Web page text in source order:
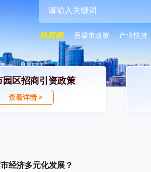
吕梁市政策 产业扶持
园区招商引资政策
查看详情 >
经济多元化发展？